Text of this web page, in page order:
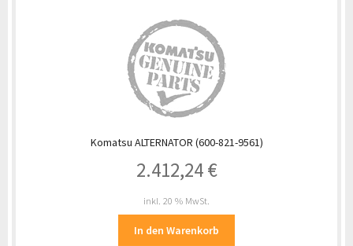
Komatsu ALTERNATOR (600-821-9561)
2.412,24€
inkl. 20 % MwSt.
In den Warenkorb